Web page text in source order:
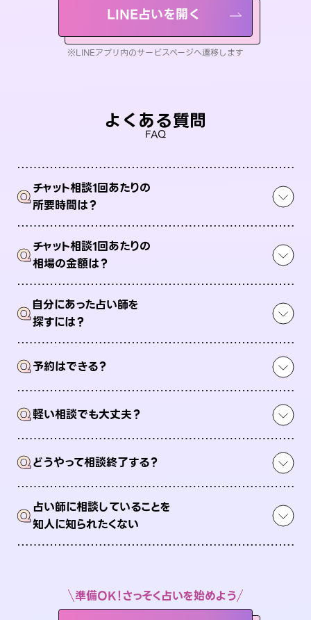
LINE占いを開く
※LINEアプリ内のサービスページへ遷移します
よくある質問
FAQ
Qチャット相談1回あたりの
所要時間は？
Qチャット相談1回あたりの
相場の金額は？
Q自分にあった占い師を
探すには？
Q予約はできる？
Q軽い相談でも大丈夫？
Qどうやって相談終了する？
Q占い師に相談していることを
知人に知られたくない
準備OK！さっそく占いを始めよう